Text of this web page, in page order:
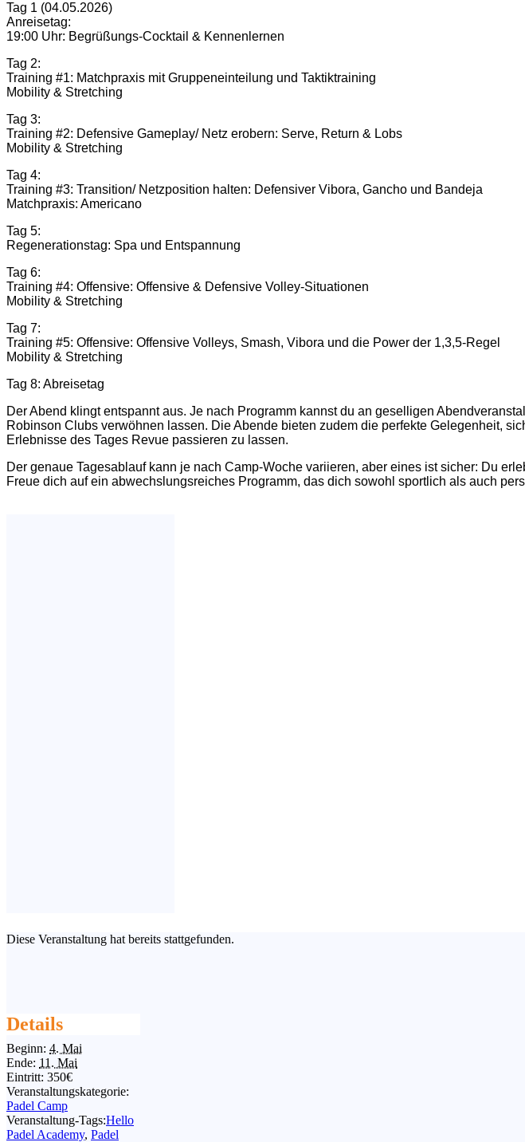
Tag 1 (04.05.2026)
Anreisetag:
19:00 Uhr: Begrüßungs-Cocktail & Kennenlernen
Tag 2:
Training #1: Matchpraxis mit Gruppeneinteilung und Taktiktraining
Mobility & Stretching
Tag 3:
Training #2: Defensive Gameplay/ Netz erobern: Serve, Return & Lobs
Mobility & Stretching
Tag 4:
Training #3: Transition/ Netzposition halten: Defensiver Vibora, Gancho und Bandeja
Matchpraxis: Americano
Tag 5:
Regenerationstag: Spa und Entspannung
Tag 6:
Training #4: Offensive: Offensive & Defensive Volley-Situationen
Mobility & Stretching
Tag 7:
Training #5: Offensive: Offensive Volleys, Smash, Vibora und die Power der 1,3,5-Regel
Mobility & Stretching
Tag 8: Abreisetag
Der Abend klingt entspannt aus. Je nach Programm kannst du an geselligen
Robinson Clubs verwöhnen lassen. Die Abende bieten zudem die perfekte Gelegenheit,
Erlebnisse des Tages Revue passieren zu lassen.
Der genaue Tagesablauf kann je nach Camp-Woche variieren, aber eines ist sicher: Du
Freue dich auf ein abwechslungsreiches Programm, das dich sowohl sportlich als auch
Diese Veranstaltung hat bereits stattgefunden.
Details
Beginn: 4. Mai
Ende: 11. Mai
Eintritt: 350€
Veranstaltungskategorie:
Padel Camp
Veranstaltung-Tags:Hello
Padel Academy, Padel